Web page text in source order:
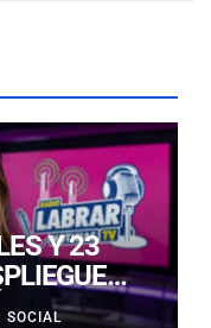
Y 23
Y CALDERA
SOCIAL